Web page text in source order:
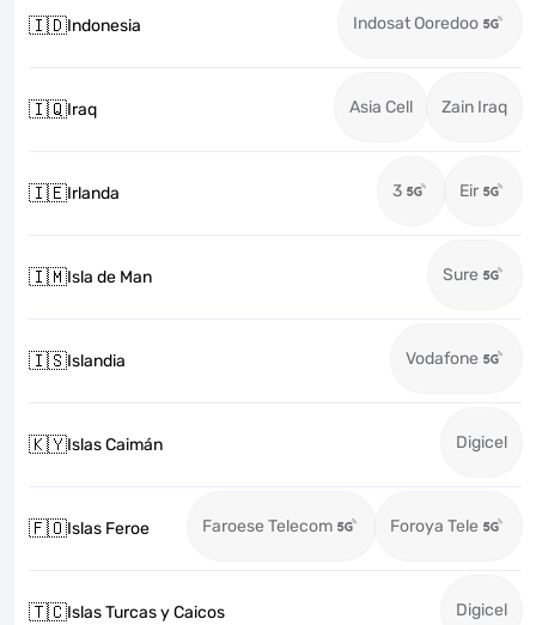
🇮🇩Indonesia Indosat Ooredoo
🇮🇶Iraq Asia Cell Zain Iraq
🇮🇪Irlanda 3 Eir
🇮🇲Isla de Man Sure
🇮🇸Islandia Vodafone
🇰🇾Islas Caimán Digicel
🇫🇴Islas Feroe Faroese Telecom Foroya Tele
🇹🇨Islas Turcas y Caicos Digicel